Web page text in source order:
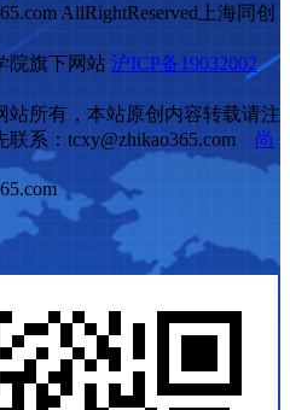
AllRightReserved上海同创
院旗下网站 沪ICP备19032002
所有，本站原创内容转载请注
系：tcxy@zhikao365.com 尚